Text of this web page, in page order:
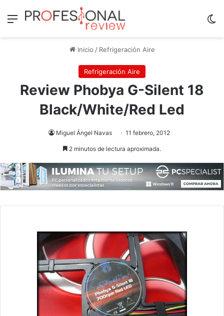
Menú
Inicio / Refrigeración Aire
Refrigeración Aire
Review Phobya G-Silent 18
Black/White/Red Led
Miguel Ángel Navas 11 febrero, 2012
2 minutos de lectura aproximada.